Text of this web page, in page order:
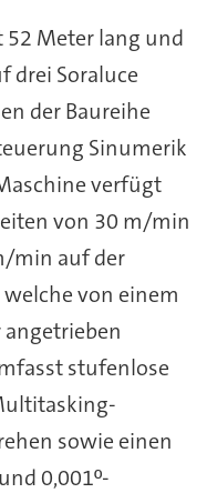
Meter lang und
drei Soraluce
der Baureihe
Sinumerik
verfügt
von 30 m/min
min auf der
von einem
stufenlose
sowie einen
0,001º-